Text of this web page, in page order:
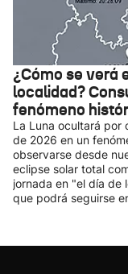
¿Cómo se verá
localidad?
fenómeno
La Luna ocultará por
de 2026 en un
observarse desde
eclipse solar total
jornada en "el día de
que podrá seguirse